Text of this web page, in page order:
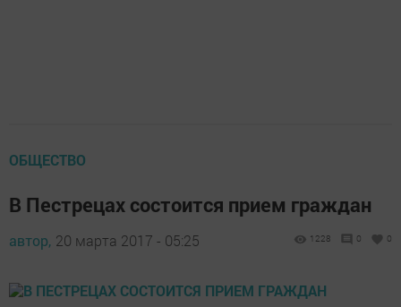
ОБЩЕСТВО
В Пестрецах состоится прием граждан
автор, 20 марта 2017 - 05:25 1228 0 0